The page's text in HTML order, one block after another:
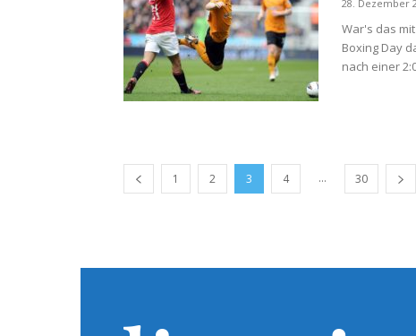
28. Dezember
War's das
Boxing Day
nach einer
1 2 3 4 ... 30